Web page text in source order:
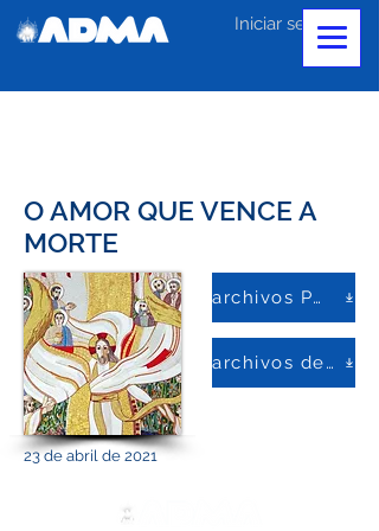
Iniciar sesión
O AMOR QUE VENCE A
MORTE
archivos PDF
archivos de palabras
23 de abril de 2021